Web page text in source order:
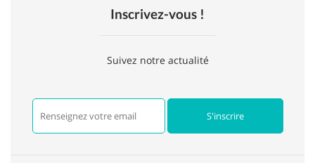
Inscrivez-vous !
Suivez notre actualité